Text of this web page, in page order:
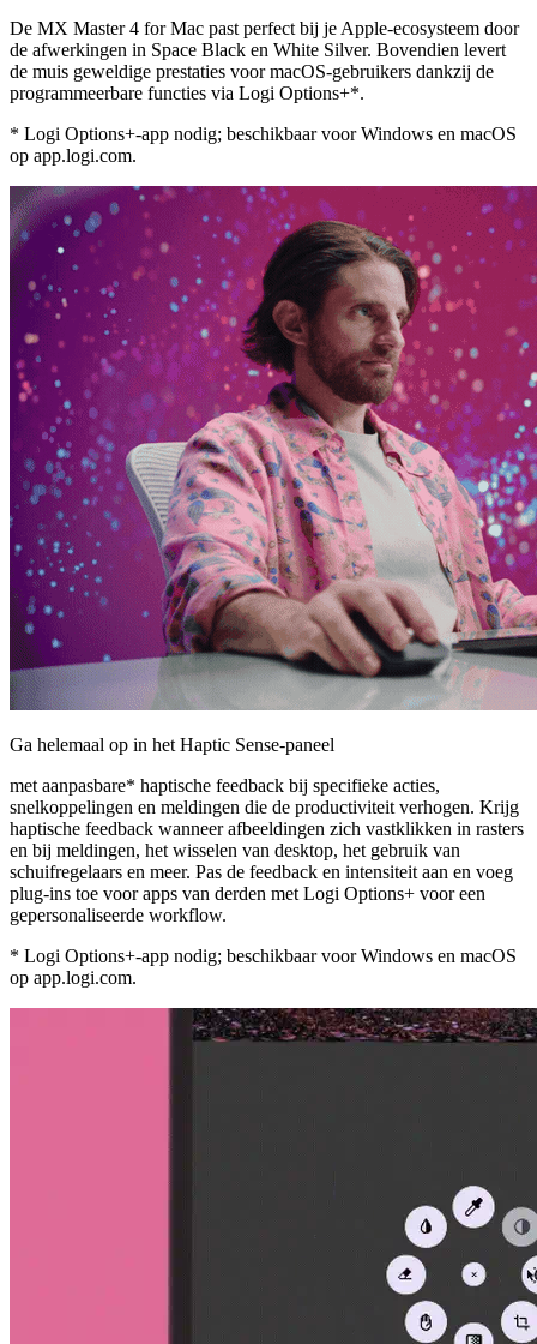
De MX Master 4 for Mac past perfect bij je Apple-ecosysteem door
de afwerkingen in Space Black en White Silver. Bovendien levert
de muis geweldige prestaties voor macOS-gebruikers dankzij de
programmeerbare functies via Logi Options+*.
* Logi Options+-app nodig; beschikbaar voor Windows en macOS
op app.logi.com.
Ga helemaal op in het Haptic Sense-paneel
met aanpasbare* haptische feedback bij specifieke acties,
snelkoppelingen en meldingen die de productiviteit verhogen. Krijg
haptische feedback wanneer afbeeldingen zich vastklikken in rasters
en bij meldingen, het wisselen van desktop, het gebruik van
schuifregelaars en meer. Pas de feedback en intensiteit aan en voeg
plug-ins toe voor apps van derden met Logi Options+ voor een
gepersonaliseerde workflow.
* Logi Options+-app nodig; beschikbaar voor Windows en macOS
op app.logi.com.